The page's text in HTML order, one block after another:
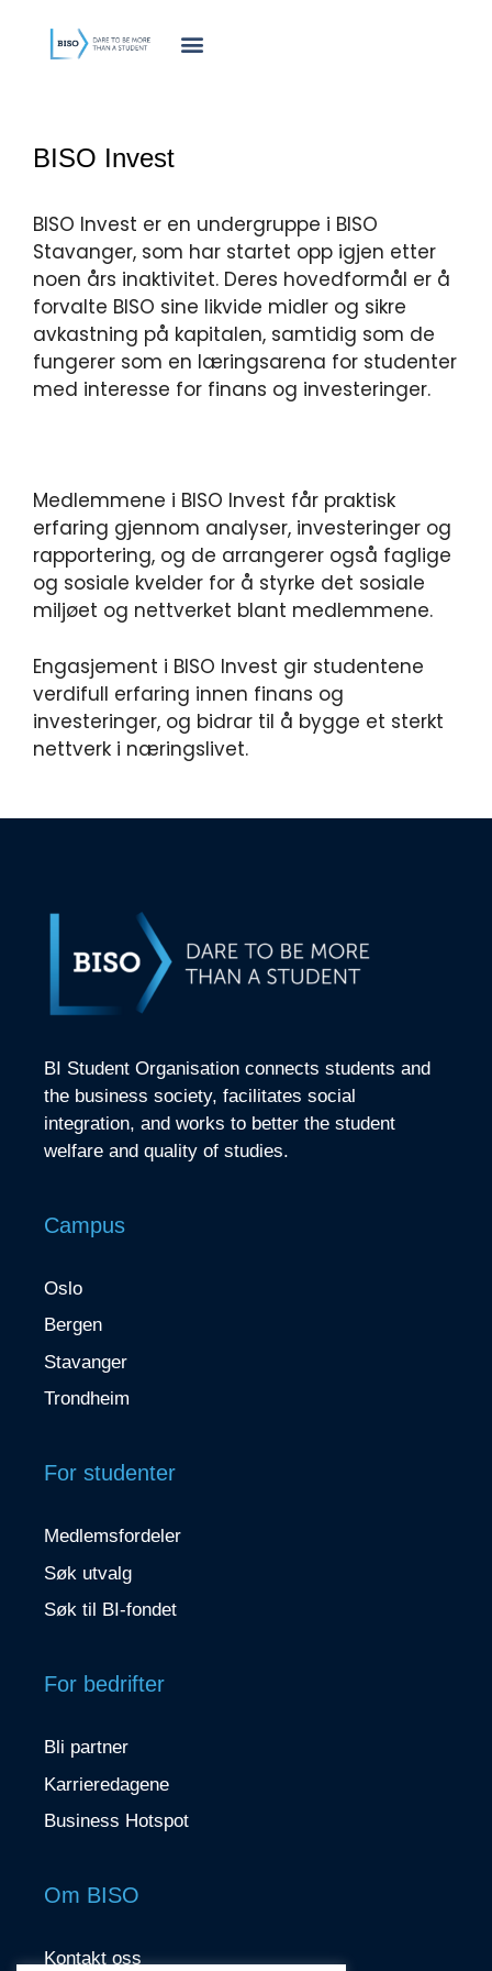
innholdet
BISO Invest
BISO Invest er en undergruppe i BISO
Stavanger, som har startet opp igjen etter
noen års inaktivitet. Deres hovedformål er å
forvalte BISO sine likvide midler og sikre
avkastning på kapitalen, samtidig som de
fungerer som en læringsarena for studenter
med interesse for finans og investeringer.
Medlemmene i BISO Invest får praktisk
erfaring gjennom analyser, investeringer og
rapportering, og de arrangerer også faglige
og sosiale kvelder for å styrke det sosiale
miljøet og nettverket blant medlemmene.
Engasjement i BISO Invest gir studentene
verdifull erfaring innen finans og
investeringer, og bidrar til å bygge et sterkt
nettverk i næringslivet.
BI Student Organisation connects students and
the business society, facilitates social
integration, and works to better the student
welfare and quality of studies.
Campus
Oslo
Bergen
Stavanger
Trondheim
For studenter
Medlemsfordeler
Søk utvalg
Søk til BI-fondet
For bedrifter
Bli partner
Karrieredagene
Business Hotspot
Om BISO
Kontakt oss